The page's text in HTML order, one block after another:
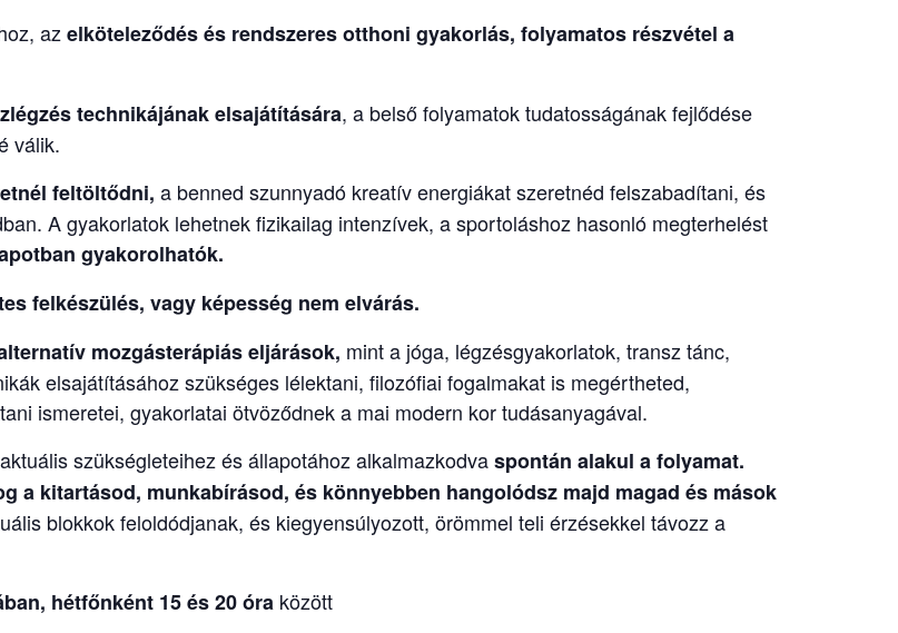
az elköteleződés és rendszeres otthoni gyakorlás, folyamatos részvétel a
technikájának elsajátítására, a belső folyamatok tudatosságának fejlődése
válik.
feltöltődni, a benned szunnyadó kreatív energiákat szeretnéd felszabadítani, és
A gyakorlatok lehetnek fizikailag intenzívek, a sportoláshoz hasonló megterhelést
gyakorolhatók.
felkészülés, vagy képesség nem elvárás.
mozgásterápiás eljárások, mint a jóga, légzésgyakorlatok, transz tánc,
elsajátításához szükséges lélektani, filozófiai fogalmakat is megértheted,
ismeretei, gyakorlatai ötvöződnek a mai modern kor tudásanyagával.
szükségleteihez és állapotához alkalmazkodvaspontán alakul a folyamat.
a kitartásod, munkabírásod, és könnyebben hangolódsz majd magad és mások
blokkok feloldódjanak, és kiegyensúlyozott, örömmel teli érzésekkel távozz a
hétfőnként 15 és 20 óra között